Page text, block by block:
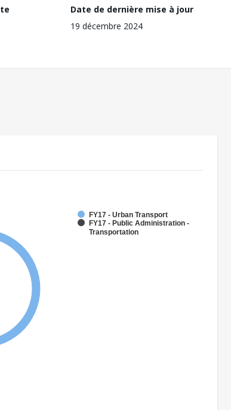
Date de dernière mise à jour
19 décembre 2024
FY17 - Urban Transport
FY17 - Public Administration -
Transportation